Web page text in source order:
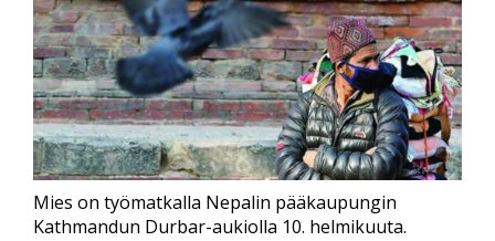
Mies on työmatkalla Nepalin pääkaupungin
Kathmandun Durbar-aukiolla 10. helmikuuta.